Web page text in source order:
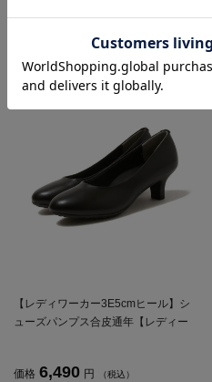
【レディワーカー3E5cmヒール】シ
ューズパンプス合皮通年【レディー
価格 6,490 円 （税込）